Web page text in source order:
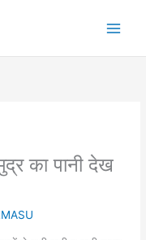
का पानी देख